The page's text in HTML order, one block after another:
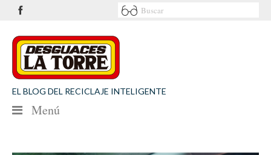
EL BLOG DEL RECICLAJE INTELIGENTE
Menú